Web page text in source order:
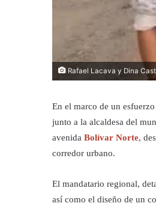
Rafael Lacava y Dina
En el marco de un
junto a la alcaldesa del
avenida Bolívar Norte,
corredor urbano.
El mandatario regional,
así como el diseño de un